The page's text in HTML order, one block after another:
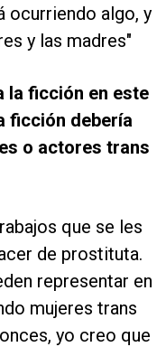
ocurriendo algo, y
y las madres"
la ficción en este
ficción debería
o actores trans
que se les
de prostituta.
representar en
mujeres trans
yo creo que